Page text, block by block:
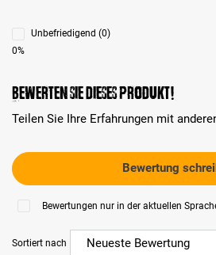
Unbefriedigend (0)
0%
Bewerten Sie dieses Produkt!
Teilen Sie Ihre Erfahrungen mit
Bewertung
Bewertungen nur in der aktuellen
Sortiert nach